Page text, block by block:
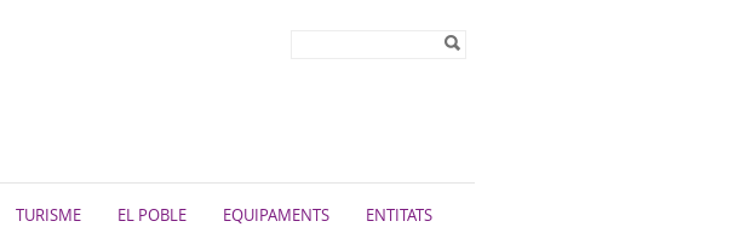
Formulari de
TURISME EL POBLE EQUIPAMENTS
ENTITATS